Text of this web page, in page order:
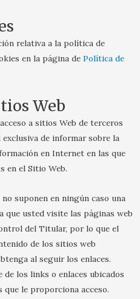
relativa a la política de
en la página dePolítica de
Web
a sitios Web de terceros
de informar sobre la
en Internet en las que
en el Sitio Web.
suponen en ningún caso una
que usted visite las páginas web
del Titular, por lo que el
de los sitios web
al seguir los enlaces.
los links o enlaces ubicados
le proporciona acceso.